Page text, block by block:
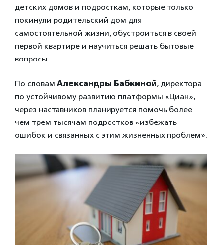
детских домов и подросткам, которые только
покинули родительский дом для
самостоятельной жизни, обустроиться в своей
первой квартире и научиться решать бытовые
вопросы.
По словам Александры Бабкиной, директора
по устойчивому развитию платформы «Циан»,
через наставников планируется помочь более
чем трем тысячам подростков «избежать
ошибок и связанных с этим жизненных проблем».